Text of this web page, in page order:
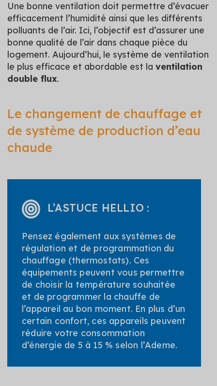
Une bonne ventilation doit permettre d’évacuer
efficacement l’humidité ainsi que les différents
polluants de l’air. Ici, l’objectif est d’assurer une
bonne qualité de l’air dans chaque pièce du
logement. Aujourd’hui, le système de ventilation
le plus efficace et abordable est la ventilation
double flux.
Le changement de chauffage et
de système de production d’eau
chaude
L’ASTUCE HELLIO :
Pensez également aux systèmes de
régulation et de programmation du
chauffage (thermostats). Ces
équipements peuvent vous permettre
de choisir la température souhaitée
et de programmer la chauffe de
l’appareil au bon moment. En plus d’un
certain confort, ces appareils peuvent
réduire votre consommation
d’énergie de 5 à 15 % selon l’Ademe.